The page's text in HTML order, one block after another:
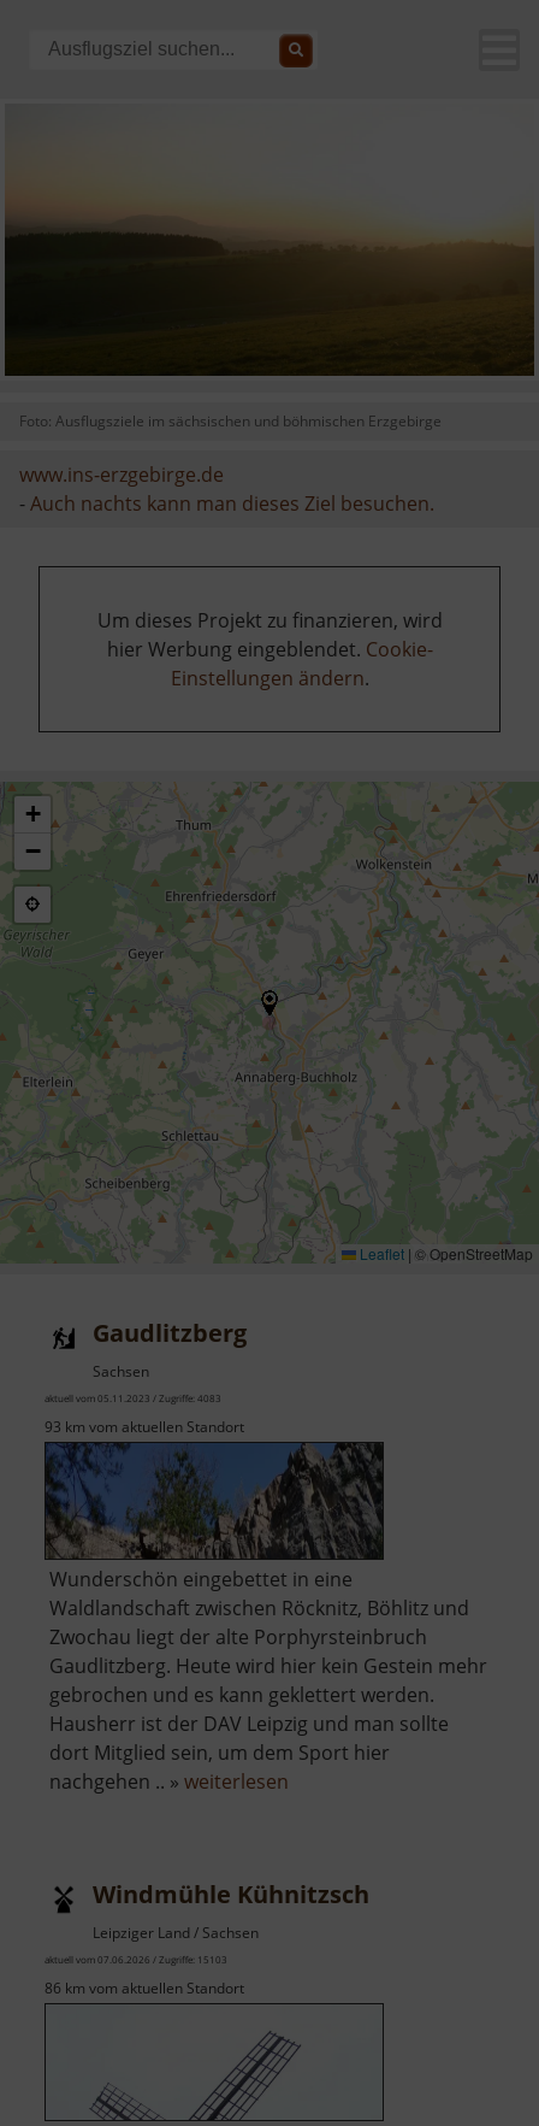
Foto: Ausflugsziele im sächsischen und böhmischen Erzgebirge
www.ins-erzgebirge.de
-Auch nachts kann man dieses Ziel besuchen.
Um dieses Projekt zu finanzieren, wird
hier Werbung eingeblendet. Cookie-
Einstellungen ändern.
+
−
Leaflet | © OpenStreetMap
Gaudlitzberg
Sachsen
aktuell vom 05.11.2023 / Zugriffe: 4083
93 km vom aktuellen Standort
Wunderschön eingebettet in eine
Waldlandschaft zwischen Röcknitz, Böhlitz und
Zwochau liegt der alte Porphyrsteinbruch
Gaudlitzberg. Heute wird hier kein Gestein mehr
gebrochen und es kann geklettert werden.
Hausherr ist der DAV Leipzig und man sollte
dort Mitglied sein, um dem Sport hier
nachgehen .. » weiterlesen
Windmühle Kühnitzsch
Leipziger Land / Sachsen
aktuell vom 07.06.2026 / Zugriffe: 15103
86 km vom aktuellen Standort